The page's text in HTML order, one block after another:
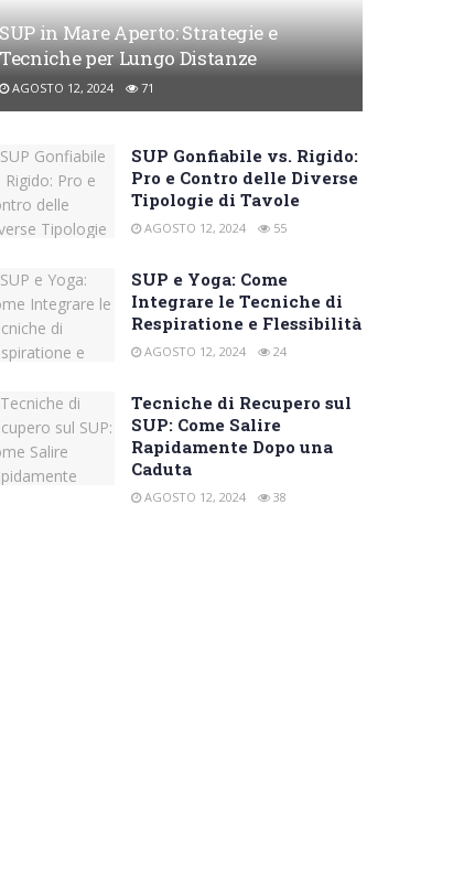
SUP in Mare Aperto: Strategie e
Tecniche per Lungo Distanze
AGOSTO 12, 2024 71
SUP Gonfiabile vs. Rigido:
Pro e Contro delle Diverse
Tipologie di Tavole
AGOSTO 12, 2024 55
SUP e Yoga: Come
Integrare le Tecniche di
Respiratione e Flessibilità
AGOSTO 12, 2024 24
Tecniche di Recupero sul
SUP: Come Salire
Rapidamente Dopo una
Caduta
AGOSTO 12, 2024 38